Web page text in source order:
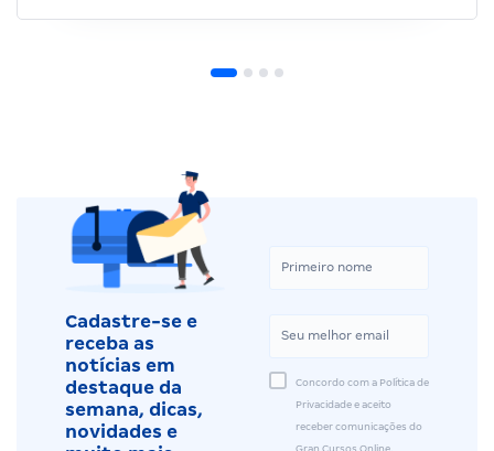
Cadastre-se e
receba as
notícias em
destaque da
semana, dicas,
novidades e
Concordo com a Política de
Privacidade e aceito
receber comunicações do
Gran Cursos Online.